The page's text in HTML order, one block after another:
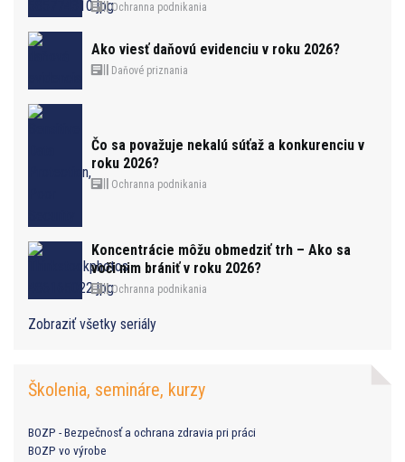
Ochranna podnikania
Ako viesť daňovú evidenciu v roku 2026?
Daňové priznania
Čo sa považuje nekalú súťaž a konkurenciu v
roku 2026?
Ochranna podnikania
Koncentrácie môžu obmedziť trh – Ako sa
voči nim brániť v roku 2026?
Ochranna podnikania
Zobraziť všetky seriály
Školenia, semináre, kurzy
BOZP - Bezpečnosť a ochrana zdravia pri práci
BOZP vo výrobe